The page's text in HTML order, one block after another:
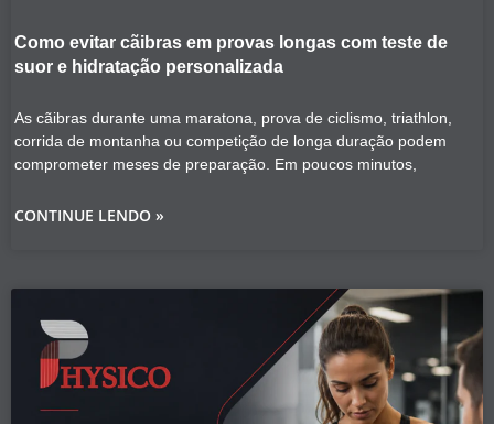
Como evitar cãibras em provas longas com teste de
suor e hidratação personalizada
As cãibras durante uma maratona, prova de ciclismo, triathlon,
corrida de montanha ou competição de longa duração podem
comprometer meses de preparação. Em poucos minutos,
CONTINUE LENDO »